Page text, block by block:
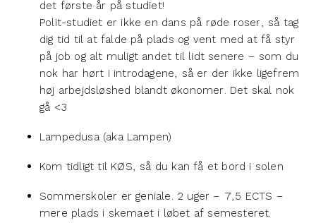
det første år på studiet!
Polit-studiet er ikke en dans på røde roser, så tag
dig tid til at falde på plads og vent med at få styr
på job og alt muligt andet til lidt senere – som du
nok har hørt i introdagene, så er der ikke ligefrem
høj arbejdsløshed blandt økonomer. Det skal nok
gå <3
Lampedusa (aka Lampen)
Kom tidligt til KØS, så du kan få et bord i solen
Sommerskoler er geniale. 2 uger – 7,5 ECTS –
mere plads i skemaet i løbet af semesteret.